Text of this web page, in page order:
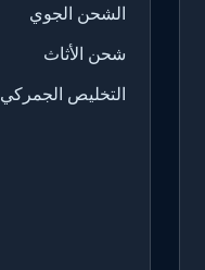
الشحن الجوي
شحن الأثاث
التخليص الجمركي